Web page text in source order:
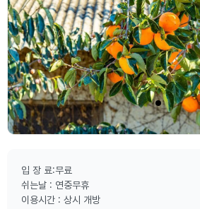
입 장 료:무료
쉬는날 : 연중무휴
이용시간 : 상시 개방